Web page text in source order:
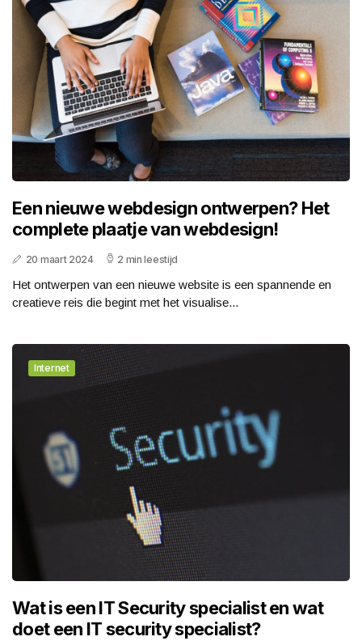
Een nieuwe webdesign ontwerpen? Het
complete plaatje van webdesign!
20 maart 2024 2 min leestijd
Het ontwerpen van een nieuwe website is een spannende en
creatieve reis die begint met het visualise...
Internet
Wat is een IT Security specialist en wat
doet een IT security specialist?